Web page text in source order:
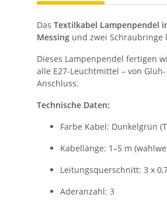
Das Textilkabel Lampenpendel
Messing und zwei Schraubringe
Dieses Lampenpendel fertigen
alle E27-Leuchtmittel – von
Anschluss.
Technische Daten:
Farbe Kabel: Dunkelgrün
Kabellänge: 1–5 m
Leitungsquerschnitt: 3 x
Aderanzahl: 3